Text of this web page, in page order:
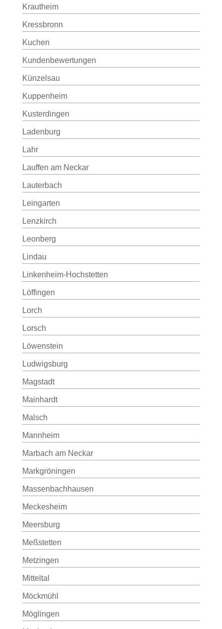
Krautheim
Kressbronn
Kuchen
Kundenbewertungen
Künzelsau
Kuppenheim
Kusterdingen
Ladenburg
Lahr
Lauffen am Neckar
Lauterbach
Leingarten
Lenzkirch
Leonberg
Lindau
Linkenheim-Hochstetten
Löffingen
Lorch
Lorsch
Löwenstein
Ludwigsburg
Magstadt
Mainhardt
Malsch
Mannheim
Marbach am Neckar
Markgröningen
Massenbachhausen
Meckesheim
Meersburg
Meßstetten
Metzingen
Mitteltal
Möckmühl
Möglingen